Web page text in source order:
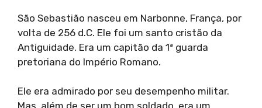
São Sebastião nasceu em Narbonne, França, por
volta de 256 d.C. Ele foi um santo cristão da
Antiguidade. Era um capitão da 1ª guarda
pretoriana do Império Romano.
Ele era admirado por seu desempenho militar.
Mas, além de ser um bom soldado, era um